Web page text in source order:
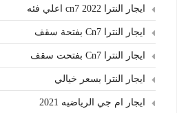
ايجار النترا cn7 2022 اعلي فئه
ايجار النترا Cn7 بفتحة سقف
ايجار النترا Cn7 بفتحت سقف
ايجار النترا بسعر خيالي
ايجار ام جي الرياضيه 2021